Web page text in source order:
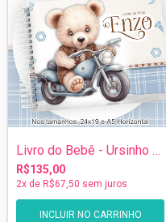
Livro do Bebê - Ursinho Motoqueiro
R$135,00
2x de R$67,50 sem juros